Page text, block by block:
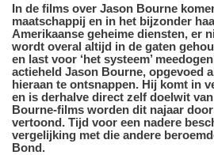
In de films over Jason Bourne
maatschappij en in het bijzonder
Amerikaanse geheime diensten, er
wordt overal altijd in de gaten
en last voor ‘het systeem’
actieheld Jason Bourne, opgevoed
hieraan te ontsnappen. Hij komt in
en is derhalve direct zelf doelwit
Bourne-films worden dit najaar
vertoond. Tijd voor een nadere
vergelijking met die andere
Bond.